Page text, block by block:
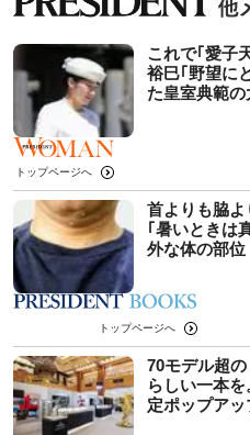
これで｢愛子
裕巳｢野望に
た皇室典範の
トップページへ
首よりも脇
｢暑いときは
外な体の部位
トップページへ
70モデル超
らしい一本
定ポップアッ